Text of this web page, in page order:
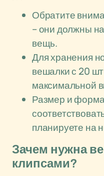
Обратите
– они должны
вещь.
Для хранения
вешалки с 20
максимальной
Размер и
планируете на
Зачем нужна
клипсами?